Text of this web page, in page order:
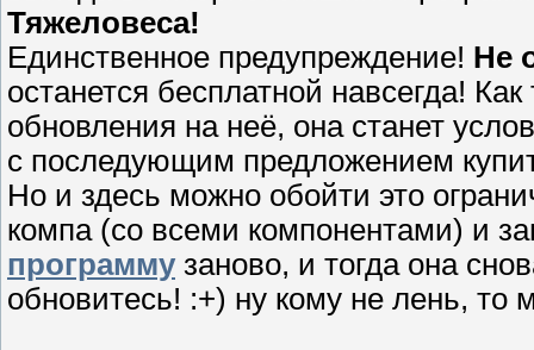
Тяжеловеса!
Единственное предупреждение! Не
останется бесплатной навсегда!
обновления на неё, она станет
с последующим предложением
Но и здесь можно обойти это
компа (со всеми компонентами) и
программузаново, и тогда она
обновитесь! :+) ну кому не лень, то